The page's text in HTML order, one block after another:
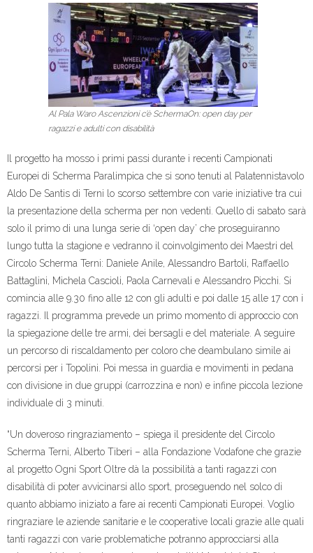
Al Pala Waro Ascenzioni c’è SchermaOn: open day per
ragazzi e adulti con disabilità
Il progetto ha mosso i primi passi durante i recenti Campionati
Europei di Scherma Paralimpica che si sono tenuti al Palatennistavolo
Aldo De Santis di Terni lo scorso settembre con varie iniziative tra cui
la presentazione della scherma per non vedenti. Quello di sabato sarà
solo il primo di una lunga serie di ‘open day’ che proseguiranno
lungo tutta la stagione e vedranno il coinvolgimento dei Maestri del
Circolo Scherma Terni: Daniele Anile, Alessandro Bartoli, Raffaello
Battaglini, Michela Cascioli, Paola Carnevali e Alessandro Picchi. Si
comincia alle 9.30 fino alle 12 con gli adulti e poi dalle 15 alle 17 con i
ragazzi. Il programma prevede un primo momento di approccio con
la spiegazione delle tre armi, dei bersagli e del materiale. A seguire
un percorso di riscaldamento per coloro che deambulano simile ai
percorsi per i Topolini. Poi messa in guardia e movimenti in pedana
con divisione in due gruppi (carrozzina e non) e infine piccola lezione
individuale di 3 minuti.
“Un doveroso ringraziamento – spiega il presidente del Circolo
Scherma Terni, Alberto Tiberi – alla Fondazione Vodafone che grazie
al progetto Ogni Sport Oltre dà la possibilità a tanti ragazzi con
disabilità di poter avvicinarsi allo sport, proseguendo nel solco di
quanto abbiamo iniziato a fare ai recenti Campionati Europei. Voglio
ringraziare le aziende sanitarie e le cooperative locali grazie alle quali
tanti ragazzi con varie problematiche potranno approcciarsi alla